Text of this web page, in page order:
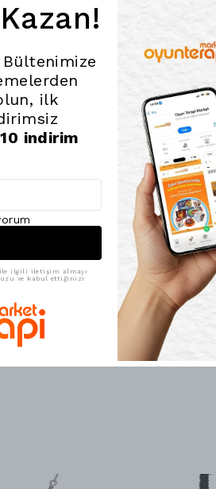
•
vücut
•
•
•
•
•
•
•
ve
•
•
Bültenimize
ilk
indirim
ile ilgili iletişim almayı
ve kabul ettiğinizi